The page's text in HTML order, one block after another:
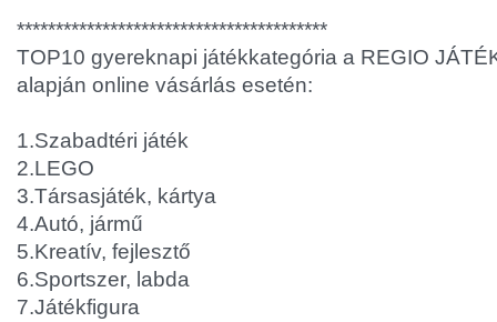
****************************************
TOP10 gyereknapi játékkategória a REGIO
alapján online vásárlás esetén:
1.Szabadtéri játék
2.LEGO
3.Társasjáték, kártya
4.Autó, jármű
5.Kreatív, fejlesztő
6.Sportszer, labda
7.Játékfigura